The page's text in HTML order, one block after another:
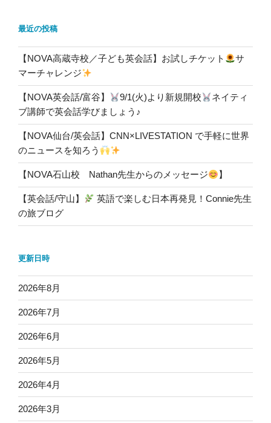
最近の投稿
【NOVA高蔵寺校／子ども英会話】お試しチケット
サ
マーチャレンジ
【NOVA英会話/富谷】 9/1(火)より新規開校
ネイティ
ブ講師で英会話学びましょう♪
【NOVA仙台/英会話】CNN×LIVESTATION で手軽に世界
のニュースを知ろう
【NOVA石山校 Nathan先生からのメッセージ 】
【英会話/守山】
英語で楽しむ日本再発見！Connie先生
の旅ブログ
更新日時
2026年8月
2026年7月
2026年6月
2026年5月
2026年4月
2026年3月